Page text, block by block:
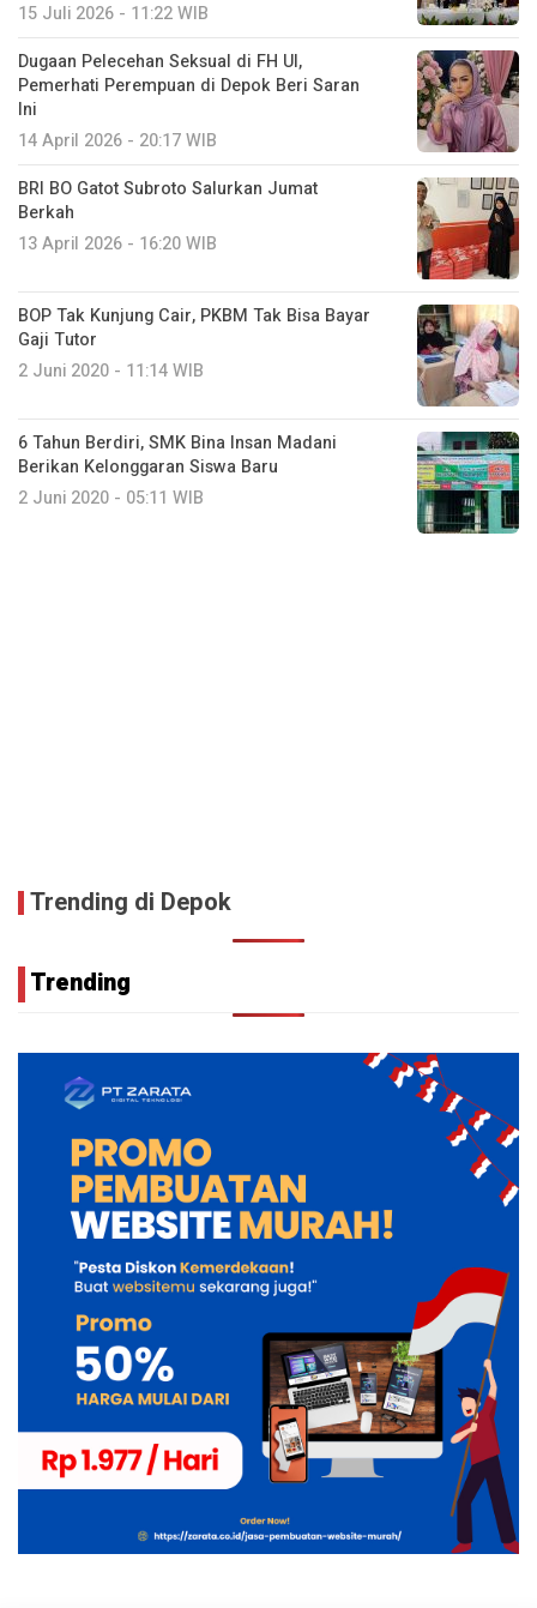
15 Juli 2026 - 11:22 WIB
Dugaan Pelecehan Seksual di FH UI,
Pemerhati Perempuan di Depok Beri Saran
Ini
14 April 2026 - 20:17 WIB
BRI BO Gatot Subroto Salurkan Jumat
Berkah
13 April 2026 - 16:20 WIB
BOP Tak Kunjung Cair, PKBM Tak Bisa Bayar
Gaji Tutor
2 Juni 2020 - 11:14 WIB
6 Tahun Berdiri, SMK Bina Insan Madani
Berikan Kelonggaran Siswa Baru
2 Juni 2020 - 05:11 WIB
Trending di Depok
Trending